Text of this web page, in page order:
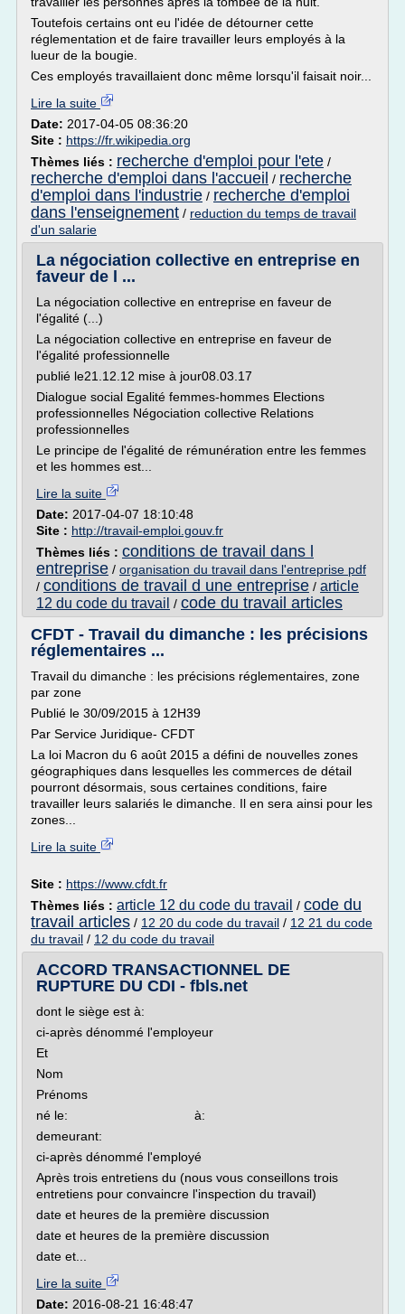
Toutefois certains ont eu l'idée de détourner cette
réglementation et de faire travailler leurs employés à la
lueur de la bougie.
Ces employés travaillaient donc même lorsqu'il faisait noir...
Lire la suite
Date: 2017-04-05 08:36:20
Site : https://fr.wikipedia.org
Thèmes liés : recherche d'emploi pour l'ete /
recherche d'emploi dans l'accueil / recherche
d'emploi dans l'industrie / recherche d'emploi
dans l'enseignement / reduction du temps de travail
d'un salarie
La négociation collective en entreprise en
faveur de l ...
La négociation collective en entreprise en faveur de
l'égalité (...)
La négociation collective en entreprise en faveur de
l'égalité professionnelle
publié le21.12.12 mise à jour08.03.17
Dialogue social Egalité femmes-hommes Elections
professionnelles Négociation collective Relations
professionnelles
Le principe de l'égalité de rémunération entre les femmes
et les hommes est...
Lire la suite
Date: 2017-04-07 18:10:48
Site : http://travail-emploi.gouv.fr
Thèmes liés : conditions de travail dans l
entreprise / organisation du travail dans l'entreprise pdf
/ conditions de travail d une entreprise / article
12 du code du travail / code du travail articles
CFDT - Travail du dimanche : les précisions
réglementaires ...
Travail du dimanche : les précisions réglementaires, zone
par zone
Publié le 30/09/2015 à 12H39
Par Service Juridique- CFDT
La loi Macron du 6 août 2015 a défini de nouvelles zones
géographiques dans lesquelles les commerces de détail
pourront désormais, sous certaines conditions, faire
travailler leurs salariés le dimanche. Il en sera ainsi pour les
zones...
Lire la suite
Site : https://www.cfdt.fr
Thèmes liés : article 12 du code du travail / code du
travail articles / 12 20 du code du travail / 12 21 du code
du travail / 12 du code du travail
ACCORD TRANSACTIONNEL DE
RUPTURE DU CDI - fbls.net
dont le siège est à:
ci-après dénommé l'employeur
Et
Nom
Prénoms
né le: à:
demeurant:
ci-après dénommé l'employé
Après trois entretiens du (nous vous conseillons trois
entretiens pour convaincre l'inspection du travail)
date et heures de la première discussion
date et heures de la première discussion
date et...
Lire la suite
Date: 2016-08-21 16:48:47